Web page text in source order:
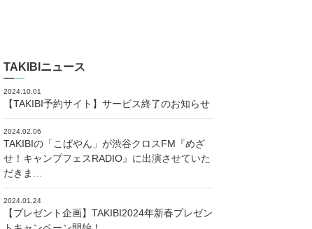
TAKIBIニュース
2024.10.01
【TAKIBI予約サイト】サービス終了のお知らせ
2024.02.06
TAKIBIの「こばやん」が渋谷クロスFM『めざ
せ！キャンプフェスRADIO』に出演させていた
だきま…
2024.01.24
【プレゼント企画】TAKIBI2024年新春プレゼン